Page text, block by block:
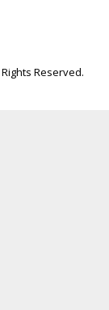
Reserved.